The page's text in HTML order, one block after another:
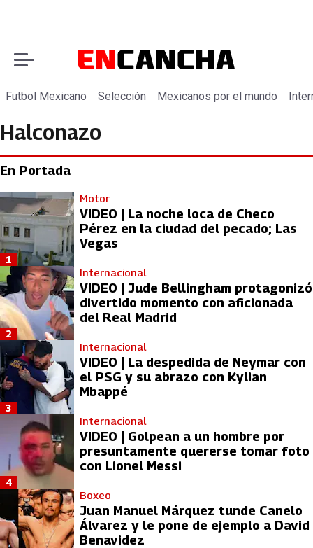
Futbol Mexicano Selección Mexicanos por el mundo
Halconazo
En Portada
Motor
VIDEO | La noche loca de Checo
Pérez en la ciudad del pecado; Las
Vegas
1
Internacional
VIDEO | Jude Bellingham protagonizó
divertido momento con aficionada
del Real Madrid
2
Internacional
VIDEO | La despedida de Neymar con
el PSG y su abrazo con Kylian
Mbappé
3
Internacional
VIDEO | Golpean a un hombre por
presuntamente quererse tomar foto
con Lionel Messi
4
Boxeo
Juan Manuel Márquez tunde Canelo
Álvarez y le pone de ejemplo a David
Benavidez